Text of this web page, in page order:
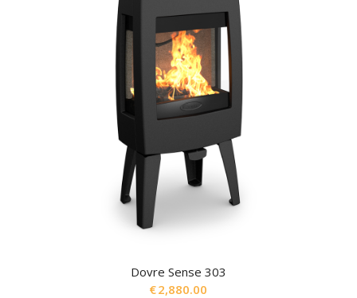
Dovre Sense 303
€2,880.00